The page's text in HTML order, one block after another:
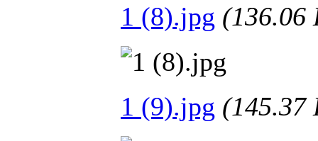
1 (8).jpg (136.06
1 (9).jpg (145.37